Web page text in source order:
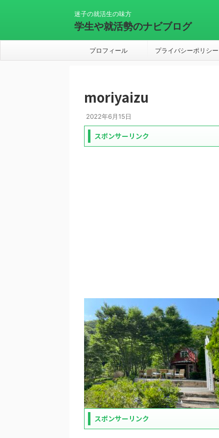
迷子の就活生の味方
学生や就活勢のナビブログ
プロフィール プライバシーポリシー
moriyaizu
2022年6月15日
スポンサーリンク
スポンサーリンク